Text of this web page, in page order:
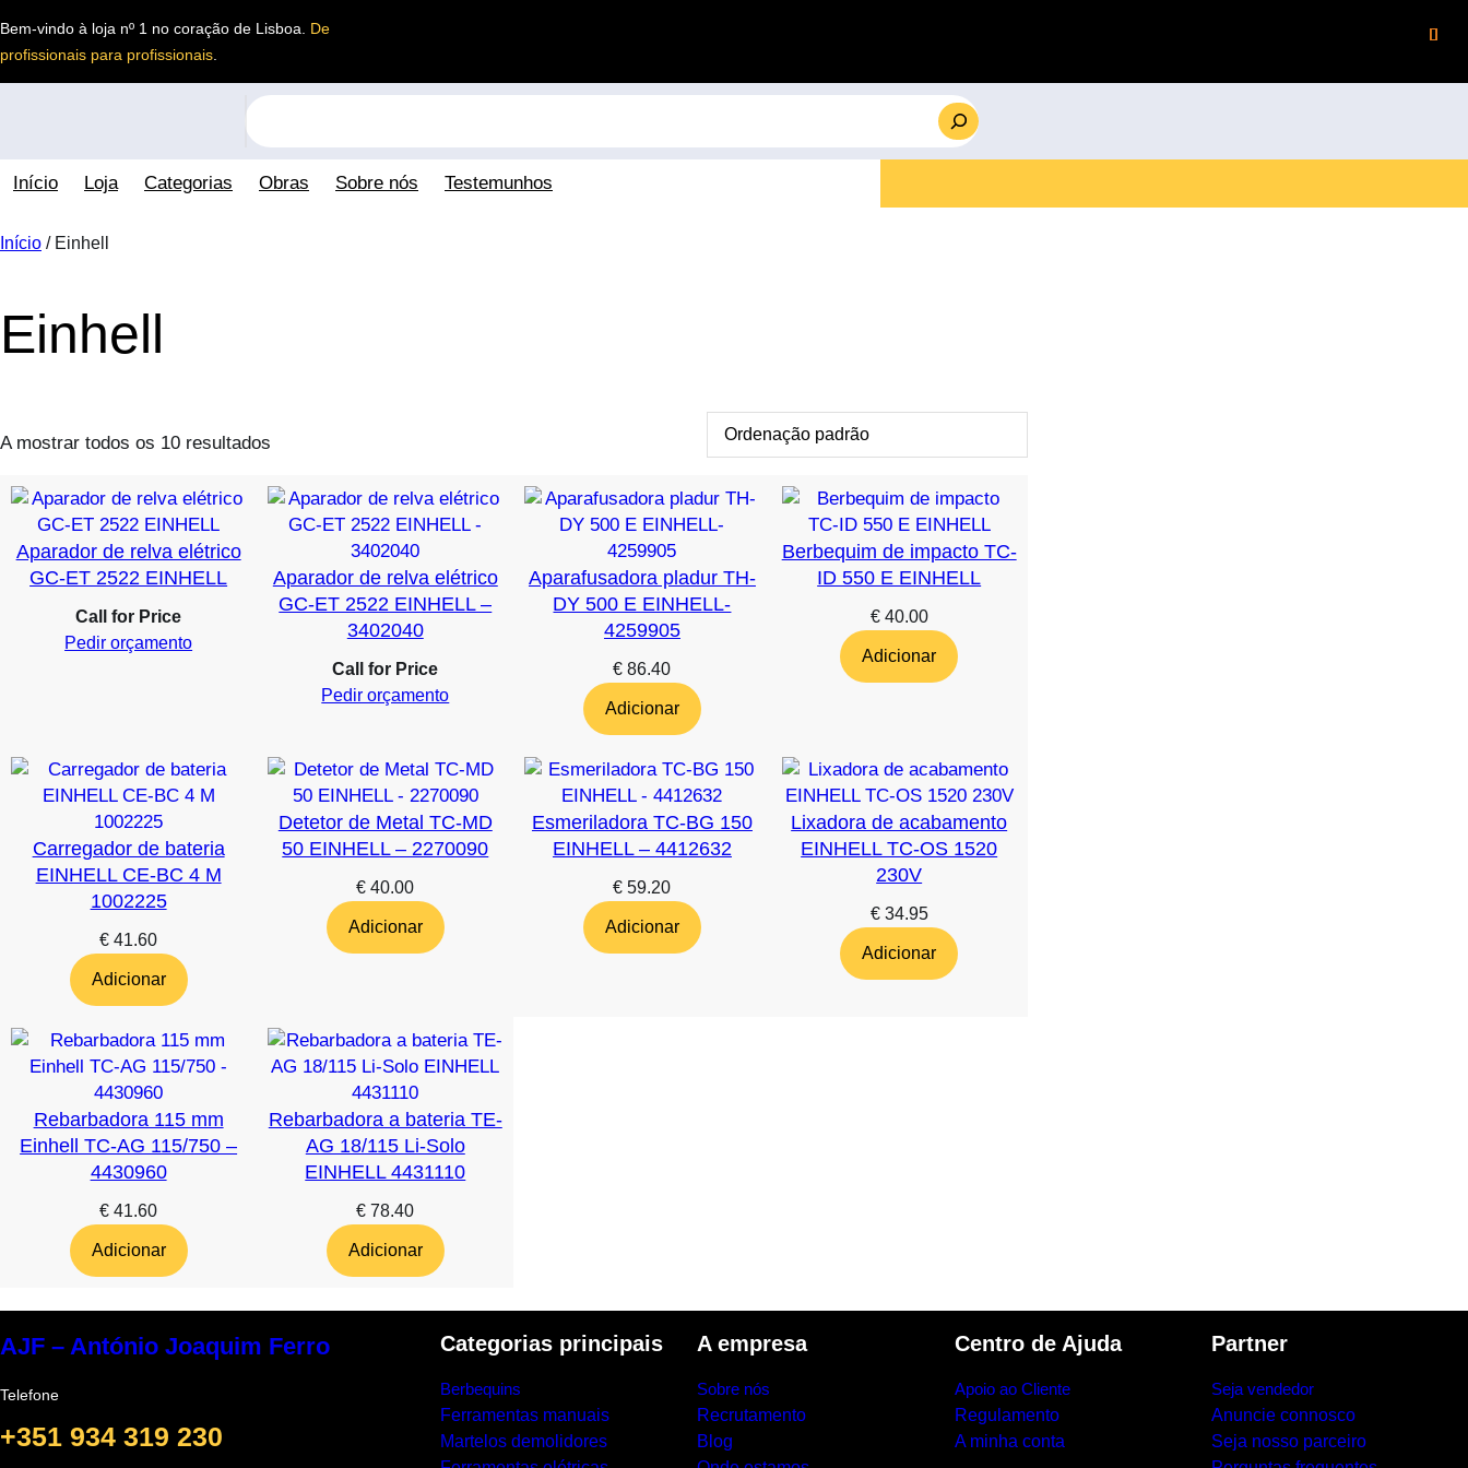
para
o
conteúdo
Bem-vindo à loja nº 1 no coração de Lisboa. De
profissionais para profissionais
S
e
a
Início Loja Categorias Obras Sobre nós Testemunhos
Início / Einhell
Einhell
A mostrar todos os 10 resultados
Aparador de relva elétrico
GC-ET 2522 EINHELL
Call for Price
Pedir orçamento
Aparador de relva elétrico
GC-ET 2522 EINHELL –
3402040
Call for Price
Pedir orçamento
Aparafusadora pladur TH-
DY 500 E EINHELL-
4259905
€ 86.40
Adicionar
Berbequim de impacto TC-
ID 550 E EINHELL
€40.00
Adicionar
Carregador de bateria
EINHELL CE-BC 4 M
1002225
€ 41.60
Adicionar
Detetor de Metal TC-MD
50 EINHELL – 2270090
€ 40.00
Adicionar
Esmeriladora TC-BG 150
EINHELL – 4412632
€ 59.20
Adicionar
Lixadora de acabamento
EINHELL TC-OS 1520
230V
€34.95
Adicionar
Rebarbadora 115 mm
Einhell TC-AG 115/750 –
4430960
€ 41.60
Adicionar
Rebarbadora a bateria TE-
AG 18/115 Li-Solo
EINHELL 4431110
€ 78.40
Adicionar
AJF – António Joaquim Ferro
Telefone
+351 934 319 230
Categorias principais
Berbequins
Ferramentas manuais
Martelos demolidores
A empresa
Sobre nós
Recrutamento
Blog
Centro de Ajuda
Apoio ao Cliente
Regulamento
A minha conta
Partner
Seja vendedor
Anuncie connosco
Seja nosso parceiro